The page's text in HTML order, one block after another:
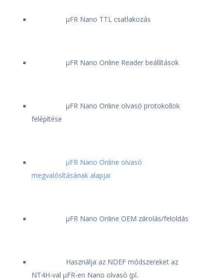
μFR Nano TTL csatlakozás
μFR Nano Online Reader beállítások
μFR Nano Online olvasó protokollok
felépítése
μFR Nano Online olvasó
megvalósításának alapjai
μFR Nano Online OEM zárolás/feloldás
Használja az NDEF módszereket az
NT4H-val μFR-en Nano olvasó (pl.